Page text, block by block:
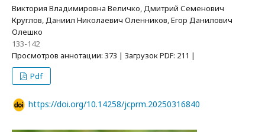
Виктория Владимировна Величко, Дмитрий Семенович
Круглов, Даниил Николаевич Оленников, Егор Данилович
Олешко
133-142
Просмотров аннотации: 373 | Загрузок PDF: 211 |
Pdf
https://doi.org/10.14258/jcprm.20250316840